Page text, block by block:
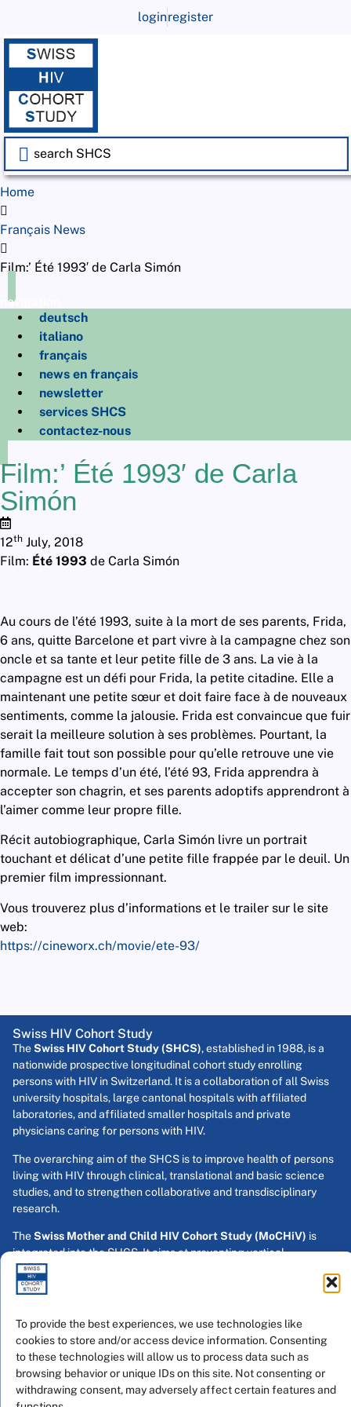
To provide the best experiences, we use technologies like
cookies to store and/or access device information. Consenting
to these technologies will allow us to process data such as
browsing behavior or unique IDs on this site. Not consenting or
withdrawing consent, may adversely affect certain features and
loginregister
Home
Français News
Film:’ Été 1993′ de Carla Simón
navigation
deutsch
italiano
français
news en français
newsletter
services SHCS
contactez-nous
Film:’ Été 1993′ de Carla
Simón
12th July, 2018
Film: Été 1993 de Carla Simón
Au cours de l’été 1993, suite à la mort de ses parents, Frida,
6 ans, quitte Barcelone et part vivre à la campagne chez son
oncle et sa tante et leur petite fille de 3 ans. La vie à la
campagne est un défi pour Frida, la petite citadine. Elle a
maintenant une petite sœur et doit faire face à de nouveaux
sentiments, comme la jalousie. Frida est convaincue que fuir
serait la meilleure solution à ses problèmes. Pourtant, la
famille fait tout son possible pour qu’elle retrouve une vie
normale. Le temps d’un été, l’été 93, Frida apprendra à
accepter son chagrin, et ses parents adoptifs apprendront à
l’aimer comme leur propre fille.
Récit autobiographique, Carla Simón livre un portrait
touchant et délicat d’une petite fille frappée par le deuil. Un
premier film impressionnant.
Vous trouverez plus d’informations et le trailer sur le site
web:
https://cineworx.ch/movie/ete-93/
Swiss HIV Cohort Study
TheSwiss HIV Cohort Study (SHCS), established in 1988, is a
nationwide prospective longitudinal cohort study enrolling
persons with HIV in Switzerland. It is a collaboration of all Swiss
university hospitals, large cantonal hospitals with affiliated
laboratories, and affiliated smaller hospitals and private
physicians caring for persons with HIV.
The overarching aim of the SHCS is to improve health of persons
living with HIV through clinical, translational and basic science
studies, and to strengthen collaborative and transdisciplinary
research.
TheSwiss Mother and Child HIV Cohort Study (MoCHiV) is
integrated into the SHCS. It aims at preventing vertical
transmission and enrolls pregnant women with HIV and their
children.
Swiss HIV Cohort Study
Inselspital Bern
Anna-Seiler-Haus
Freiburgstrasse 20
CH - 3010 Bern